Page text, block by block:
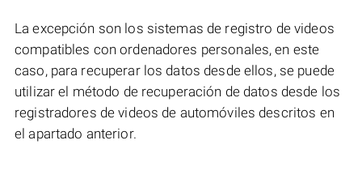
La excepción son los sistemas de registro de videos
compatibles con ordenadores personales, en este
caso, para recuperar los datos desde ellos, se puede
utilizar el método de recuperación de datos desde los
registradores de videos de automóviles descritos en
el apartado anterior.